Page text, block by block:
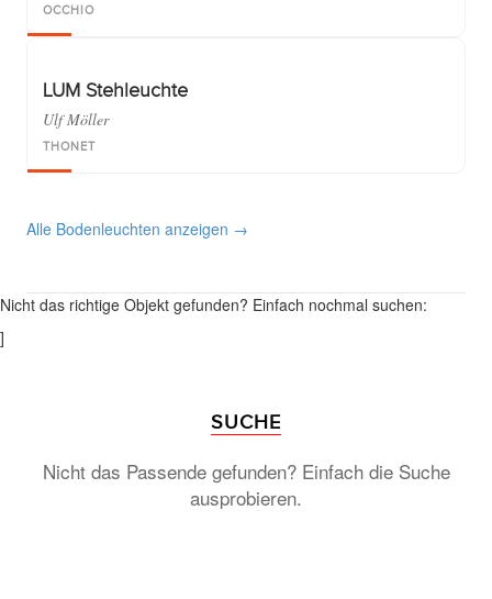
OCCHIO
LUM Stehleuchte
Ulf Möller
THONET
Alle Bodenleuchten anzeigen →
Nicht das richtige Objekt gefunden? Einfach nochmal suchen:
]
SUCHE
Nicht das Passende gefunden? Einfach die Suche
ausprobieren.